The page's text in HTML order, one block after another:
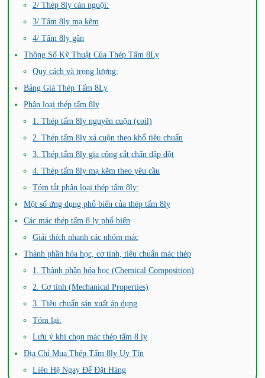
2/ Thép 8ly cán nguội:
3/ Tấm 8ly mạ kẽm
4/ Tấm 8ly gân
Thông Số Kỹ Thuật Của Thép Tấm 8Ly
Quy cách và trọng lượng:
Bảng Giá Thép Tấm 8Ly
Phân loại thép tấm 8ly
1. Thép tấm 8ly nguyên cuộn (coil)
2. Thép tấm 8ly xả cuộn theo khổ tiêu chuẩn
3. Thép tấm 8ly gia công cắt chấn dập đột
4. Thép tấm 8ly mạ kẽm theo yêu cầu
Tóm tắt phân loại thép tấm 8ly:
Một số ứng dụng phổ biến của thép tấm 8ly
Các mác thép tấm 8 ly phổ biến
Giải thích nhanh các nhóm mác
Thành phần hóa học, cơ tính, tiêu chuẩn mác thép
1. Thành phần hóa học (Chemical Composition)
2. Cơ tính (Mechanical Properties)
3. Tiêu chuẩn sản xuất áp dụng
Tóm lại:
Lưu ý khi chọn mác thép tấm 8 ly
Địa Chỉ Mua Thép Tấm 8ly Uy Tín
Liên Hệ Ngay Để Đặt Hàng